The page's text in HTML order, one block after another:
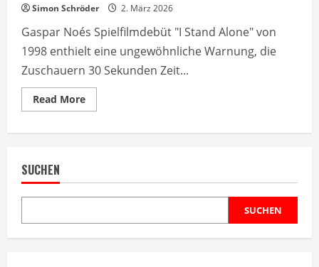
Simon Schröder 2. März 2026
Gaspar Noés Spielfilmdebüt "I Stand Alone" von
1998 enthielt eine ungewöhnliche Warnung, die
Zuschauern 30 Sekunden Zeit...
Read MoreRead
more
dem
Ansehen
SUCHEN
SUCHEN